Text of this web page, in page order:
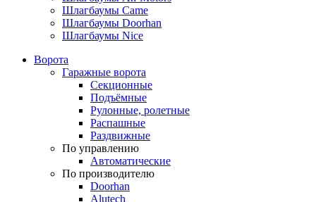
Шлагбаумы Came
Шлагбаумы Doorhan
Шлагбаумы Nice
Ворота
Гаражные ворота
Секционные
Подъёмные
Рулонные, ролетные
Распашные
Раздвижные
По управлению
Автоматические
По производителю
Doorhan
Alutech